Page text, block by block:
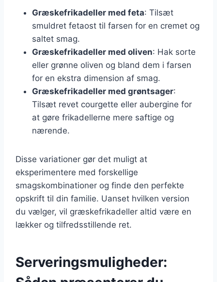
Græskefrikadeller med feta: Tilsæt
smuldret fetaost til farsen for en cremet og
saltet smag.
Græskefrikadeller med oliven: Hak sorte
eller grønne oliven og bland dem i farsen
for en ekstra dimension af smag.
Græskefrikadeller med grøntsager:
Tilsæt revet courgette eller aubergine for
at gøre frikadellerne mere saftige og
nærende.
Disse variationer gør det muligt at
eksperimentere med forskellige
smagskombinationer og finde den perfekte
opskrift til din familie. Uanset hvilken version
du vælger, vil græskefrikadeller altid være en
lækker og tilfredsstillende ret.
Serveringsmuligheder: